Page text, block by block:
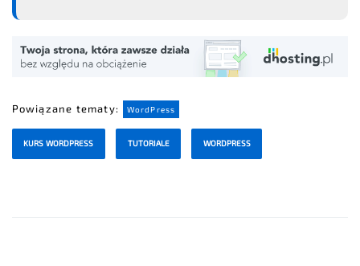
Powiązane tematy: WordPress
KURS WORDPRESS TUTORIALE WORDPRESS